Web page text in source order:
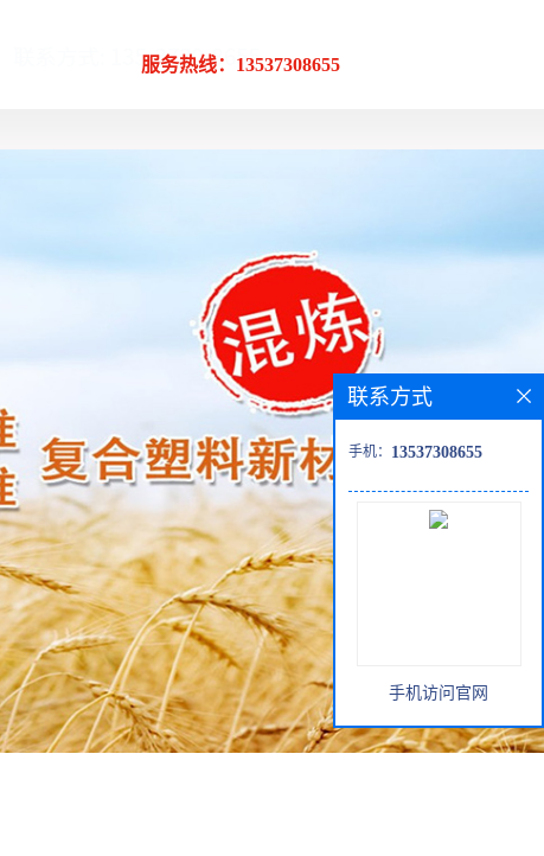
服务热线：13537308655
联系方式
手机： 13537308655
手机访问官网